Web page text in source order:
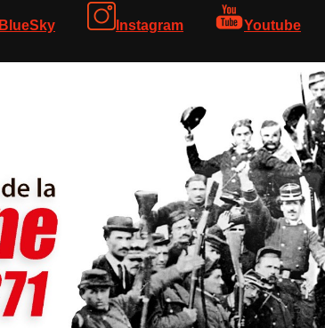
BlueSky Instagram Youtube